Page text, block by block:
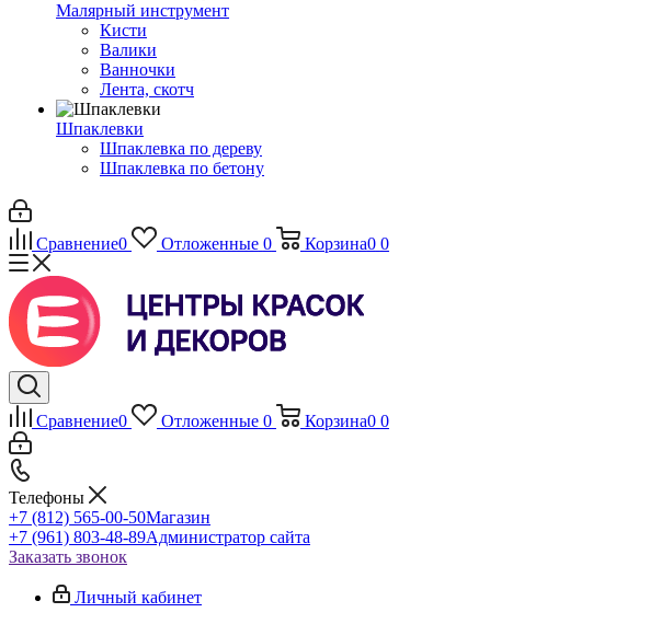
Малярный инструмент
Кисти
Валики
Ванночки
Лента, скотч
Шпаклевки
Шпаклевка по дереву
Шпаклевка по бетону
Сравнение0 Отложенные 0 Корзина0 0
Сравнение0 Отложенные 0 Корзина0 0
Телефоны
+7 (812) 565-00-50Магазин
+7 (961) 803-48-89Администратор сайта
Заказать звонок
Личный кабинет